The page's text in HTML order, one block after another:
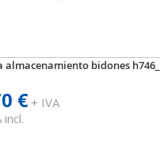
bidones
€+ IVA
incl.